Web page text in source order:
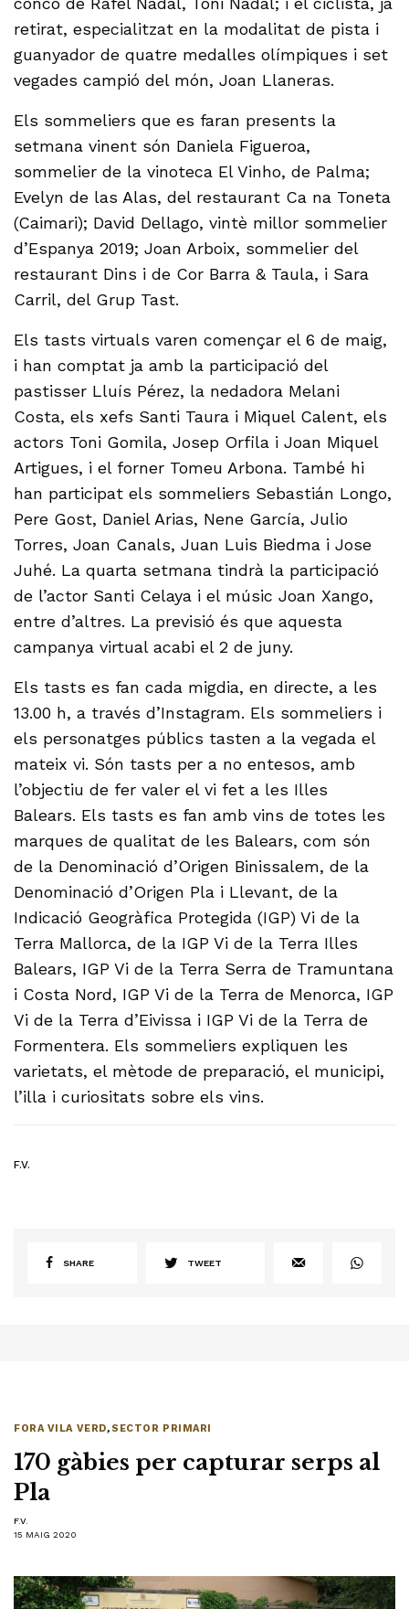
retirat, especialitzat en la modalitat de pista i
guanyador de quatre medalles olímpiques i set
vegades campió del món, Joan Llaneras.
Els sommeliers que es faran presents la
setmana vinent són Daniela Figueroa,
sommelier de la vinoteca El Vinho, de Palma;
Evelyn de las Alas, del restaurant Ca na Toneta
(Caimari); David Dellago, vintè millor sommelier
d’Espanya 2019; Joan Arboix, sommelier del
restaurant Dins i de Cor Barra & Taula, i Sara
Carril, del Grup Tast.
Els tasts virtuals varen començar el 6 de maig,
i han comptat ja amb la participació del
pastisser Lluís Pérez, la nedadora Melani
Costa, els xefs Santi Taura i Miquel Calent, els
actors Toni Gomila, Josep Orfila i Joan Miquel
Artigues, i el forner Tomeu Arbona. També hi
han participat els sommeliers Sebastián Longo,
Pere Gost, Daniel Arias, Nene García, Julio
Torres, Joan Canals, Juan Luis Biedma i Jose
Juhé. La quarta setmana tindrà la participació
de l’actor Santi Celaya i el músic Joan Xango,
entre d’altres. La previsió és que aquesta
campanya virtual acabi el 2 de juny.
Els tasts es fan cada migdia, en directe, a les
13.00 h, a través d’Instagram. Els sommeliers i
els personatges públics tasten a la vegada el
mateix vi. Són tasts per a no entesos, amb
l’objectiu de fer valer el vi fet a les Illes
Balears. Els tasts es fan amb vins de totes les
marques de qualitat de les Balears, com són
de la Denominació d’Origen Binissalem, de la
Denominació d’Origen Pla i Llevant, de la
Indicació Geogràfica Protegida (IGP) Vi de la
Terra Mallorca, de la IGP Vi de la Terra Illes
Balears, IGP Vi de la Terra Serra de Tramuntana
i Costa Nord, IGP Vi de la Terra de Menorca, IGP
Vi de la Terra d’Eivissa i IGP Vi de la Terra de
Formentera. Els sommeliers expliquen les
varietats, el mètode de preparació, el municipi,
l’illa i curiositats sobre els vins.
F.V.
SHARE TWEET
FORA VILA VERD,SECTOR PRIMARI
170 gàbies per capturar serps al
Pla
F.V.
15 MAIG 2020